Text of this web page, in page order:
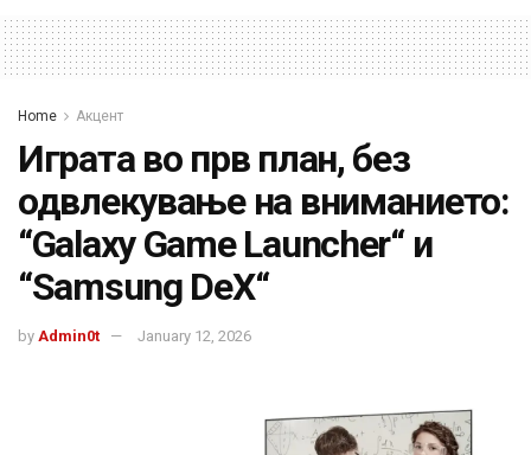
Home Акцент
Играта во прв план, без
одвлекување на вниманието:
“Galaxy Game Launcher“ и
“Samsung DeX“
by Admin0t January 12, 2026